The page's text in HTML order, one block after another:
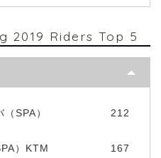
2019 Riders Top 5
SPA）
212
）KTM 167